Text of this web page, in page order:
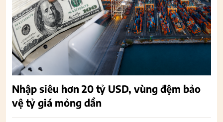
Nhập siêu hơn 20 tỷ USD, vùng đệm bảo
vệ tỷ giá mỏng dần